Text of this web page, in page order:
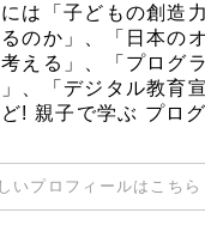
は「子どもの創造
のか」、「日本の
える」、「プログ
、「デジタル教育
! 親子で学ぶ プロ
いプロフィールはこち